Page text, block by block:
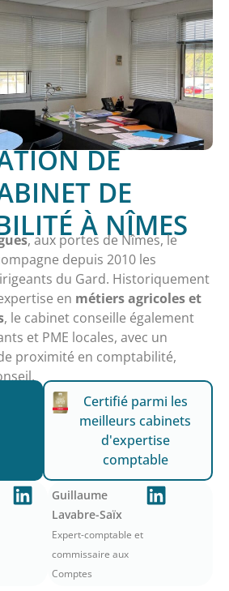
DE
DE
À NÎMES
, aux portes de Nîmes, le
depuis 2010 les
du Gard. Historiquement
en métiers agricoles et
, le cabinet conseille également
et PME locales, avec un
proximité en comptabilité,
Certifié parmi les
meilleurs cabinets
d'expertise
comptable
Guillaume
Lavabre-Saïx
Expert-comptable et
commissaire aux
Comptes